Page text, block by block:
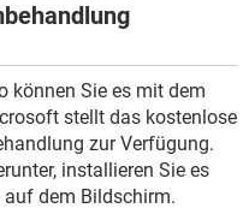
können Sie es mit dem
stellt das kostenlose
zur Verfügung.
installieren Sie es
dem Bildschirm.